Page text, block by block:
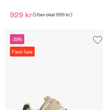
929 kr(Uten deal999 kr)
-39%
Flash Sale